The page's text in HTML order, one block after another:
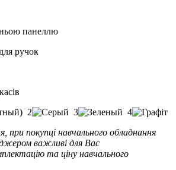
ручок
2 3
4
при покупці навчального обладнання
важливі для Вас
та ціну навчального